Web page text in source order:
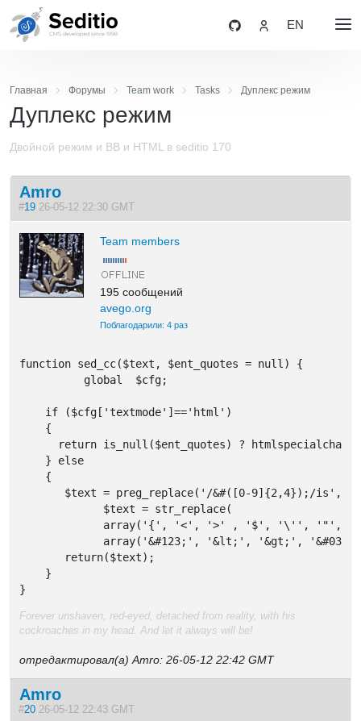
EN
Главная Форумы Team work Tasks Дуплекс режим
Дуплекс режим
Двойной режим и BB и HTML в seditio 170
Amro
#19 26-05-12 22:30 GMT
Team members
195 сообщений
avego.org
Поблагодарили: 4 раз
function sed_cc($text, $ent_quotes = null) {
    if ($cfg['textmode']=='html')
    {
return is_null($ent_quotes) ?
    } else
    {
$text = preg_replace('/&#([0-9]{2,4});/
       return($text);
    }
}
Forever unshaven, red-eyed, detached from reality, with his
cockroaches in my head. And let it always will be!
отредактировал(а) Amro: 26-05-12 22:42 GMT
Amro
#20 26-05-12 22:43 GMT